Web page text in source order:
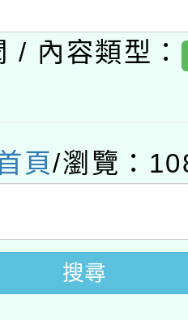
範大學辦理
進學校輔導
育研究院中
育政策研討
國民及學前
研習實施計
坊新北場」
學習中心
班」招生簡
平台-教案
章
及學前教育
19疫苗接
擴大為「滿6
內容類型：
頁/瀏覽：
搜尋